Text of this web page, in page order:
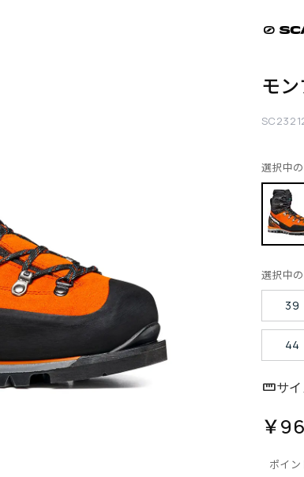
モ
ポイン
選択中
選択中
39
44
サ
￥